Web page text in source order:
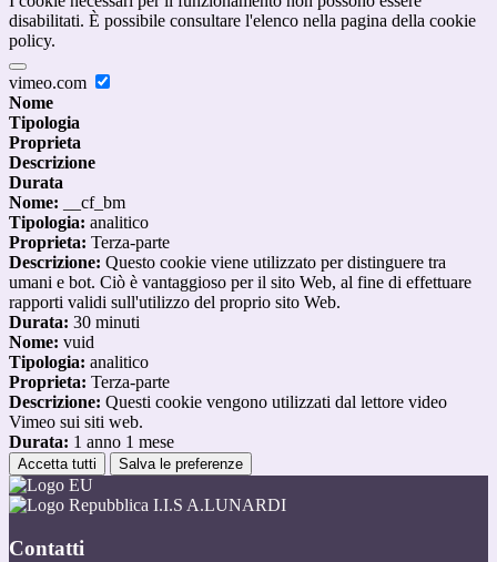
disabilitati. È possibile consultare l'elenco nella pagina della cookie
policy.
vimeo.com
Nome
Tipologia
Proprieta
Descrizione
Durata
Nome: __cf_bm
Tipologia: analitico
Proprieta: Terza-parte
Descrizione: Questo cookie viene utilizzato per distinguere tra
umani e bot. Ciò è vantaggioso per il sito Web, al fine di effettuare
rapporti validi sull'utilizzo del proprio sito Web.
Durata: 30 minuti
Nome: vuid
Tipologia: analitico
Proprieta: Terza-parte
Descrizione: Questi cookie vengono utilizzati dal lettore video
Vimeo sui siti web.
Durata: 1 anno 1 mese
Accetta tutti Salva le preferenze
I.I.S A.LUNARDI
Contatti